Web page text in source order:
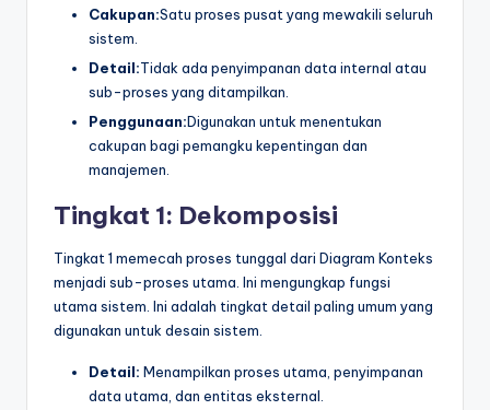
Cakupan:Satu proses pusat yang mewakili seluruh
sistem.
Detail:Tidak ada penyimpanan data internal atau
sub-proses yang ditampilkan.
Penggunaan:Digunakan untuk menentukan
cakupan bagi pemangku kepentingan dan
manajemen.
Tingkat 1: Dekomposisi
Tingkat 1 memecah proses tunggal dari Diagram Konteks
menjadi sub-proses utama. Ini mengungkap fungsi
utama sistem. Ini adalah tingkat detail paling umum yang
digunakan untuk desain sistem.
Detail: Menampilkan proses utama, penyimpanan
data utama, dan entitas eksternal.